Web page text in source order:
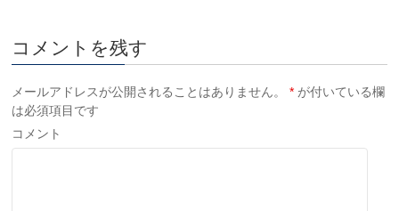
コメントを残す
メールアドレスが公開されることはありません。 * が付いている欄
は必須項目です
コメント